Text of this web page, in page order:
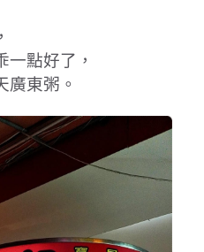
點好了，
廣東粥。